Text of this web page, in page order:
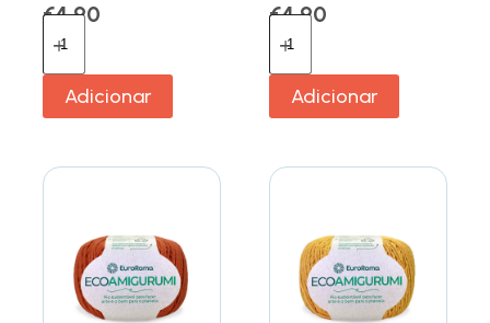
€4.90
Adicionar
€4.90
Adicionar